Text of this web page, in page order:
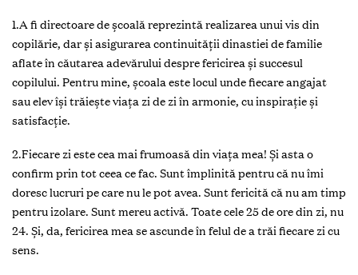
1.A fi directoare de școală reprezintă realizarea unui vis din
copilărie, dar și asigurarea continuității dinastiei de familie
aflate în căutarea adevărului despre fericirea și succesul
copilului. Pentru mine, școala este locul unde fiecare angajat
sau elev își trăiește viața zi de zi în armonie, cu inspirație și
satisfacție.
2.Fiecare zi este cea mai frumoasă din viața mea! Și asta o
confirm prin tot ceea ce fac. Sunt împlinită pentru că nu îmi
doresc lucruri pe care nu le pot avea. Sunt fericită că nu am timp
pentru izolare. Sunt mereu activă. Toate cele 25 de ore din zi, nu
24. Și, da, fericirea mea se ascunde în felul de a trăi fiecare zi cu
sens.